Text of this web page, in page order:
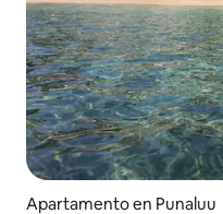
Apartamento en Punaluu